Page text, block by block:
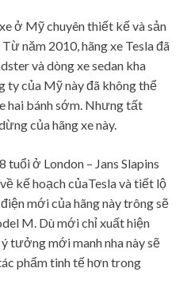
ở Mỹ chuyên thiết kế và sản
năm 2010, hãng xe Tesla đã
và dòng xe sedan kha
ty của Mỹ này đã không thể
hai bánh sớm. Nhưng tất
của hãng xe này.
ở London – Jans Slapins
kế hoạch củaTesla và tiết lộ
mới của hãng này trông sẽ
M. Dù mới chỉ xuất hiện
mới manh nha này sẽ
phẩm tinh tế hơn trong